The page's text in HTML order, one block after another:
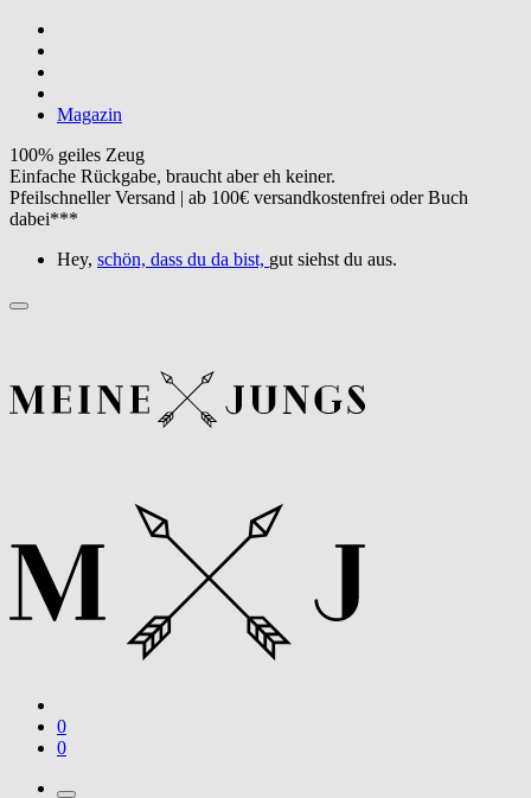
Magazin
100% geiles Zeug
Einfache Rückgabe, braucht aber eh keiner.
Pfeilschneller Versand | ab 100€ versandkostenfrei oder Buch
dabei***
Hey, schön, dass du da bist, gut siehst du aus.
0
0